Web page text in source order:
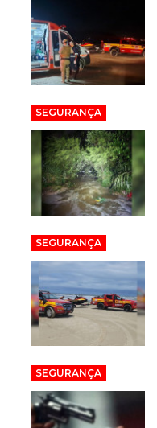
SEGURANÇA
SEGURANÇA
SEGURANÇA